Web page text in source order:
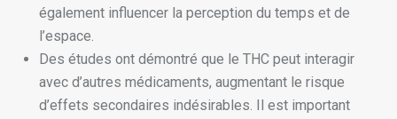
également influencer la perception du temps et de
l’espace.
Des études ont démontré que le THC peut interagir
avec d’autres médicaments, augmentant le risque
d’effets secondaires indésirables. Il est important